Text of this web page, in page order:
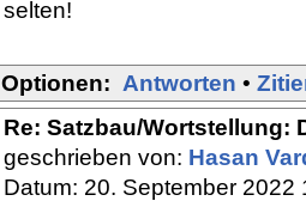
selten!
Optionen: Antworten •
Re: Satzbau/Wortstellung:
geschrieben von: Hasan
Datum: 20. September 2022